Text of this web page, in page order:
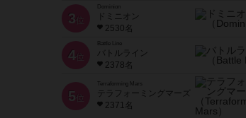
3 位
ドミニオン
2530名
4位
Battle Line
バトルライン
2378名
5 位
Terraforming Mars
テラフォーミングマーズ
2371名